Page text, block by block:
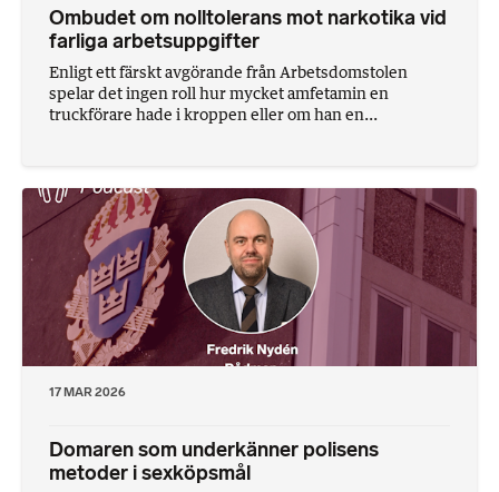
Ombudet om nolltolerans mot narkotika vid
farliga arbetsuppgifter
Enligt ett färskt avgörande från Arbetsdomstolen
spelar det ingen roll hur mycket amfetamin en
truckförare hade i kroppen eller om han en...
17 MAR 2026
Domaren som underkänner polisens
metoder i sexköpsmål